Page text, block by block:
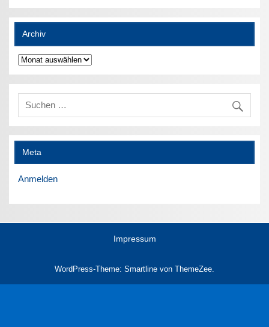
Archiv
Archiv
Meta
Anmelden
Impressum
WordPress-Theme: Smartline von ThemeZee.